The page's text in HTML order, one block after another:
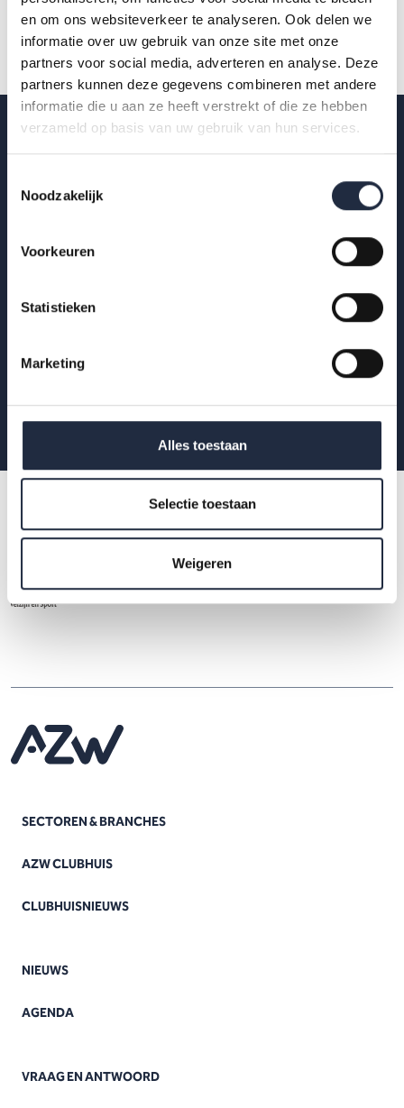
en om ons websiteverkeer te analyseren. Ook delen we
informatie over uw gebruik van onze site met onze
partners voor social media, adverteren en analyse. Deze
partners kunnen deze gegevens combineren met andere
informatie die u aan ze heeft verstrekt of die ze hebben
verzameld op basis van uw gebruik van hun services.
Noodzakelijk
Voorkeuren
Statistieken
Marketing
Alles toestaan
Selectie toestaan
Weigeren
uitnodigingen voor AZW-Clubhuisbijeenkomsten
en welzijn.
Aanmelden
SECTOREN & BRANCHES
AZW CLUBHUIS
CLUBHUISNIEUWS
NIEUWS
AGENDA
VRAAG EN ANTWOORD